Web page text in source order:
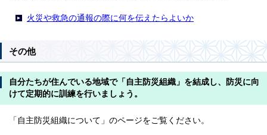
火災や救急の通報の際に何を伝えたらよいか
その他
自分たちが住んでいる地域で「自主防災組織」を結成し、防災に向
けて定期的に訓練を行いましょう。
「自主防災組織について」のページをご覧ください。